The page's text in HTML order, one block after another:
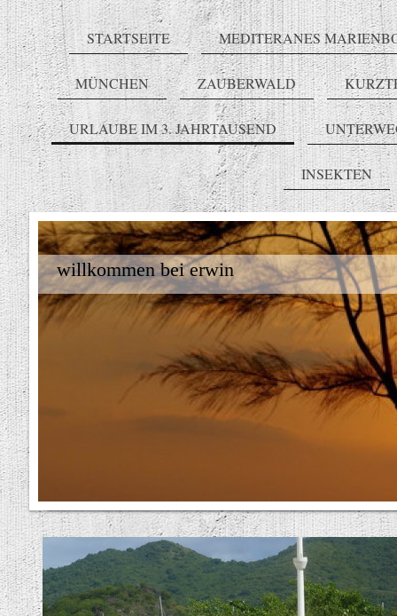
STARTSEITE MEDITERANES
MÜNCHEN ZAUBERWALD
URLAUBE IM 3. JAHRTAUSEND
INSEKTEN
willkommen bei erwin